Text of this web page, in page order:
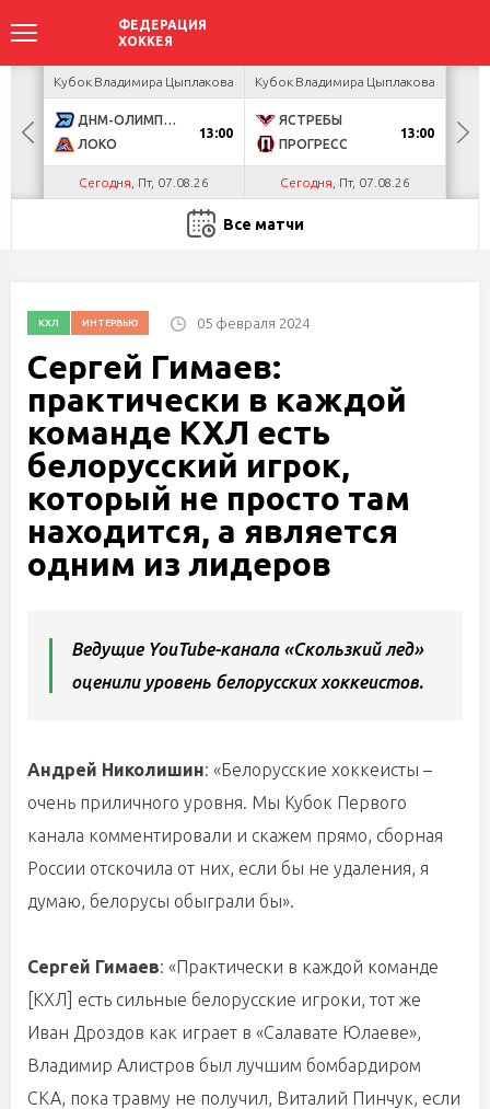
Кубок Владимира Цыплакова
ДНМ-ОЛИМПИК
ЛОКО
13:00
Сегодня , Пт, 07.08.26
Кубок Владимира Цыплакова
ЯСТРЕБЫ
ПРОГРЕСС
13:00
Сегодня , Пт, 07.08.26
Все матчи
КХЛ ИНТЕРВЬЮ 05 февраля 2024
Сергей Гимаев:
практически в каждой
команде КХЛ есть
белорусский игрок,
который не просто там
находится, а является
одним из лидеров
Ведущие YouTube-канала «Скользкий лед»
оценили уровень белорусских хоккеистов.
Андрей Николишин: «Белорусские хоккеисты –
очень приличного уровня. Мы Кубок Первого
канала комментировали и скажем прямо, сборная
России отскочила от них, если бы не удаления, я
думаю, белорусы обыграли бы».
Сергей Гимаев: «Практически в каждой команде
[КХЛ] есть сильные белорусские игроки, тот же
Иван Дроздов как играет в «Салавате Юлаеве»,
Владимир Алистров был лучшим бомбардиром
СКА, пока травму не получил, Виталий Пинчук, если